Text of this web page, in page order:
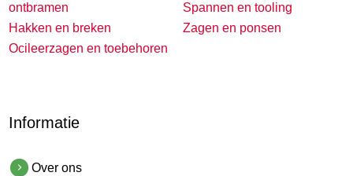
ontbramen
Hakken en breken
Ocileerzagen en toebehoren
Spannen en tooling
Zagen en ponsen
Informatie
Over ons